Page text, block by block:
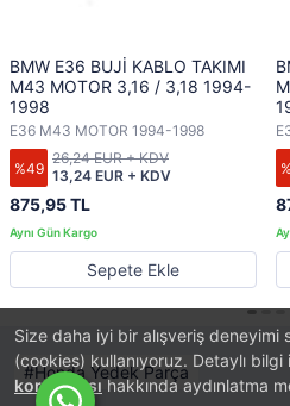
Size daha iyi bir alışveriş
(cookies) kullanıyoruz. Detaylı bilgi
korunmasıhakkında aydınlatma
BMW E36 BUJİ KABLO TAKIMI
M43 MOTOR 3,16 / 3,18 1994-
1998
E36 M43 MOTOR 1994-1998
%49
875,95 TL
13,24 EUR + KDV
26,24 EUR + KDV
Sepete Ekle
Honda Yedek Parça